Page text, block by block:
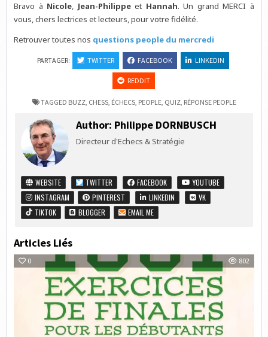
Bravo à Nicole, Jean-Philippeet Hannah. Un grand MERCI à
vous, chers lectrices et lecteurs, pour votre fidélité.
Retrouver toutes nos questions people du mercredi
PARTAGER: TWITTER FACEBOOK LINKEDIN
REDDIT
TAGGED BUZZ, CHESS, ÉCHECS, PEOPLE, QUIZ, RÉPONSE PEOPLE
Author: Philippe DORNBUSCH
Directeur d'Echecs & Stratégie
WEBSITE TWITTER FACEBOOK
YOUTUBE
INSTAGRAM
PINTEREST LINKEDIN
VK
TIKTOK
BLOGGER EMAIL ME
Articles Liés
0 802